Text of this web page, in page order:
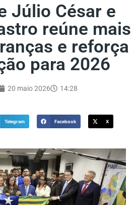
Júlio César e
reúne mais
e reforça
para 2026
20 maio 2026
14:28
Telegram Facebook X